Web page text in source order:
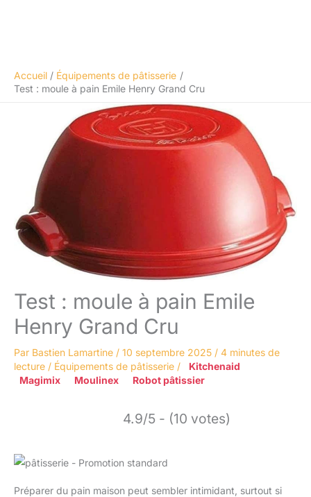
Accueil
Équipements de pâtisserie
Test : moule à pain Emile Henry Grand Cru
Test : moule à pain Emile
Henry Grand Cru
Par Bastien Lamartine / 10 septembre 2025 / 4 minutes de
lecture / Équipements de pâtisserie /
Kitchenaid
Magimix
Moulinex Robot pâtissier
4.9/5 - (10 votes)
Préparer du pain maison peut sembler intimidant, surtout si